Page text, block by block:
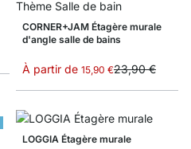
CORNER+JAM Étagère murale
d'angle salle de bains
À partir de 15,90 €23,90 €
LOGGIA Étagère murale